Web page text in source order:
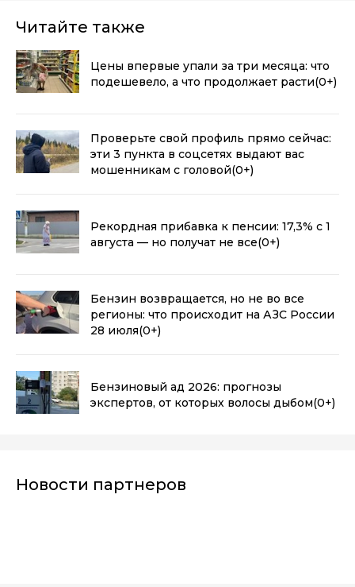
Читайте также
Цены впервые упали за три месяца: что
подешевело, а что продолжает расти(0+)
Проверьте свой профиль прямо сейчас:
эти 3 пункта в соцсетях выдают вас
мошенникам с головой(0+)
Рекордная прибавка к пенсии: 17,3% с 1
августа — но получат не все(0+)
Бензин возвращается, но не во все
регионы: что происходит на АЗС России
28 июля(0+)
Бензиновый ад 2026: прогнозы
экспертов, от которых волосы дыбом(0+)
Новости партнеров